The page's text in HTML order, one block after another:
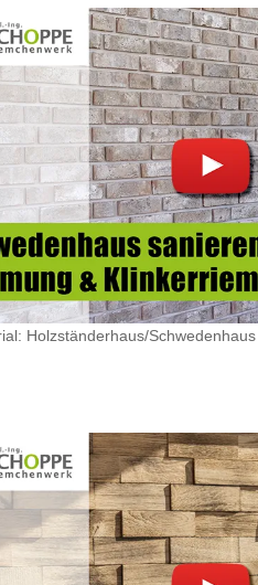
Holzständerhaus/